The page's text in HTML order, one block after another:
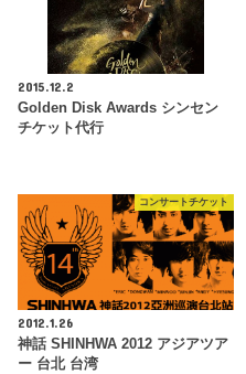
2015.12.2
Golden Disk Awards シンセン
チケット代行
コンサートチケット
2012.1.26
神話 SHINHWA 2012 アジアツア
ー 台北 台湾